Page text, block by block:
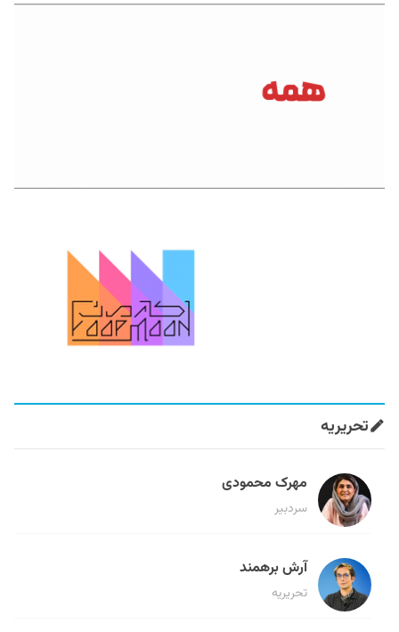
تحریریه
مهرک محمودی
سردبیر
آرش برهمند
تحریریه